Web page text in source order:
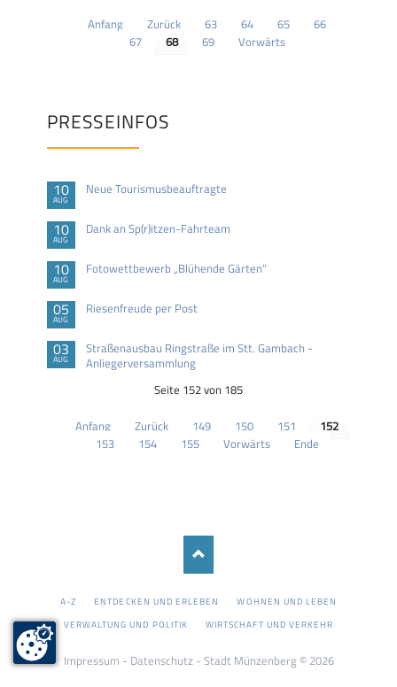
Anfang Zurück 63 64 65
66
67
68 69 Vorwärts
PRESSEINFOS
10
AUG
Neue Tourismusbeauftragte
10
AUG
Dank an Sp(r)itzen-Fahrteam
10
AUG
Fotowettbewerb „Blühende Gärten“
05
AUG
Riesenfreude per Post
03
AUG
Straßenausbau Ringstraße im Stt. Gambach -
Anliegerversammlung
Seite 152 von 185
Anfang Zurück 149 150 151
152
153
154 155 Vorwärts Ende
NAVIGATION
A-Z ENTDECKEN UND ERLEBEN
WOHNEN UND LEBEN
VERWALTUNG UND POLITIK
WIRTSCHAFT UND VERKEHR
Impressum - Datenschutz- Stadt Münzenberg © 2026